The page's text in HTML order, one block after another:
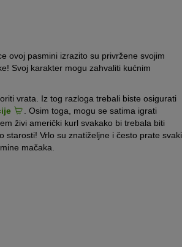
ovoj pasmini izrazito su privržene svojim
Svoj karakter mogu zahvaliti kućnim
vrata. Iz tog razloga trebali biste osigurati
. Osim toga, mogu se satima igrati
živi američki kurl svakako bi trebala biti
starosti! Vrlo su znatiželjne i često prate svaki
mačaka.
dovode do zdravstvenih problema.
od upale. Redovita kontrola uha najbolja je